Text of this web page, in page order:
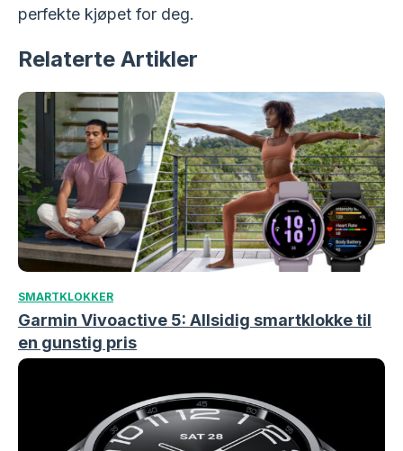
perfekte kjøpet for deg.
Relaterte Artikler
SMARTKLOKKER
Garmin Vivoactive 5: Allsidig smartklokke til
en gunstig pris